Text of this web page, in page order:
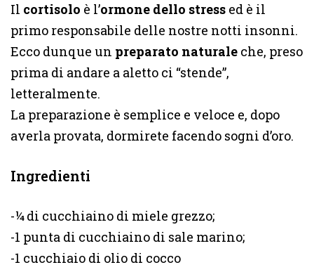
Il cortisolo è l’ormone dello stress ed è il
primo responsabile delle nostre notti insonni.
Ecco dunque un preparato naturale che, preso
prima di andare a aletto ci “stende”,
letteralmente.
La preparazione è semplice e veloce e, dopo
averla provata, dormirete facendo sogni d’oro.
Ingredienti
-¼ di cucchiaino di miele grezzo;
-1 punta di cucchiaino di sale marino;
-1 cucchiaio di olio di cocco